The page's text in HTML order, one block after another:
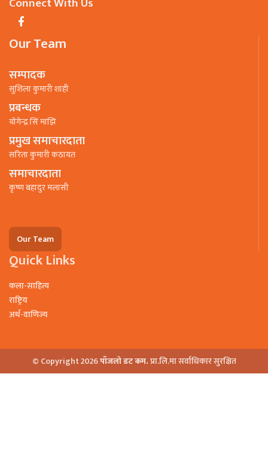
Our Team
सम्पादक
सुशिला कुमारी शाही
प्रबन्धक
याेगेन्द्र सिं माझि
प्रमुख समाचारदाता
सरिता कुमारी कठायत
समाचारदाता
कृष्ण बहादुर मलासी
Our Team
Quick Links
कला-साहित्य
राष्ट्रिय
अर्थ-वाणिज्य
© Copyright 2026पाँजलो डट कम.प्रा.लि.मा सर्वाधिकार सुरक्षित